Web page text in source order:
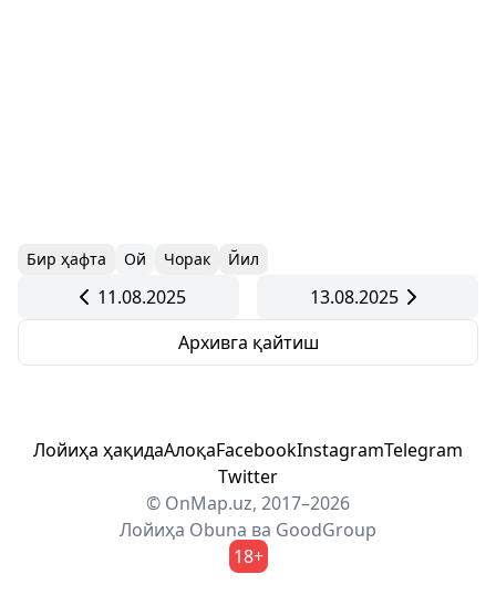
Бир ҳафта Ой Чорак Йил
11.08.2025
13.08.2025
Архивга қайтиш
Лойиҳа ҳақидаАлоқаFacebookInstagramTelegram
Twitter
© OnMap.uz, 2017–2026
Лойиҳа Obuna ва GoodGroup
18+